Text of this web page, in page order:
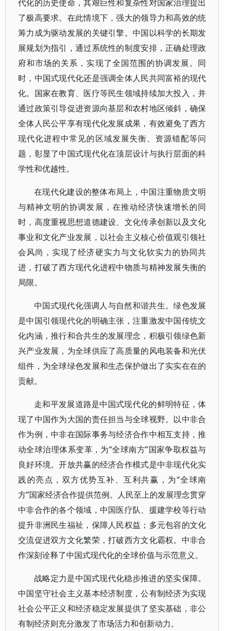
代化的历史使命，其艰巨性和复杂性对国家治理提出
了极高要求。在此情境下，强大的领导力和高效的统
筹力成为驱动发展的关键引擎。中国以科学的长期发
展规划为指引，通过系统性的制度安排，正确处理政
府和市场的关系，实现了全国范围的协调发展。同
时，中国式现代化还是强调全体人民共同富裕的现代
化。国家在教育、医疗等民生领域持续加大投入，并
通过政策引导促进资源向基层和农村地区倾斜，确保
全体人民公平享有现代化发展成果，有效避免了西方
现代化进程中常见的区域发展失衡、资源错配等问
题，彰显了中国式现代化在顶层设计与执行层面的科
学性和优越性。
在现代化建设的整体布局上，中国注重物质文明
与精神文明的协调发展，在推动经济快速增长的同
时，高度重视思想道德建设、文化传承创新以及文化
事业和文化产业发展，以社会主义核心价值观引领社
会风尚，实现了经济硬实力与文化软实力的协同共
进，打破了西方现代化进程中物质与精神发展失衡的
局限。
中国式现代化强调人与自然和谐共生。绿色发展
是中国引领现代化的明确主张，注重激发中国传统文
化内涵，推行和合共生的发展理念，积极引领绿色新
兴产业发展，为全球供应了高质量的风电装备和光伏
组件，为全球绿色发展和生态保护做出了实实在在的
贡献。
走和平发展道路是中国式现代化的鲜明特征，体
现了中国作为大国的责任担当与全球视野。以中非合
作为例，中非在国际事务与经济合作中相互支持，推
动全球治理体系变革，为“全球南方”国家争取权益与
良好环境。开放共赢的经济合作模式是中非现代化实
践的亮点，双方优势互补、互利共赢，为“全球南
方”国家经济合作提供范例。人民至上的发展理念贯穿
中非合作的各个领域，中国医疗队、援建学校等行动
提升非洲民生福祉，保障人民权益；多元包容的文化
交流促进双方文化繁荣，打破西方文化霸权。中非合
作深刻诠释了中国式现代化的全球价值与示范意义。
战略定力是中国式现代化稳步推进的坚实保障。
中国坚守社会主义基本经济制度，公有制经济为实现
社会公平正义和经济稳定发展提供了坚实基础，非公
有制经济则充分激发了市场活力和创新动力。